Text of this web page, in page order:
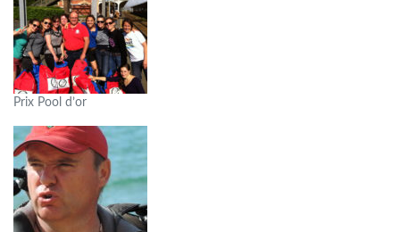
Prix Pool d’or